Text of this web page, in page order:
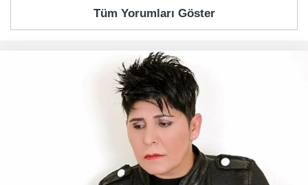
Tüm Yorumları Göster